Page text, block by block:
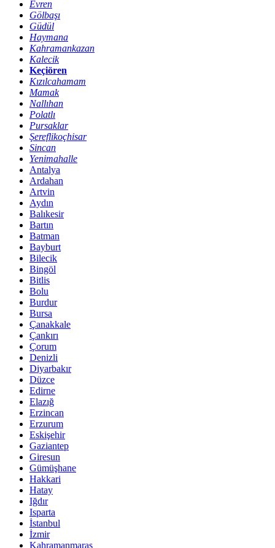
Evren
Gölbaşı
Güdül
Haymana
Kahramankazan
Kalecik
Keçiören
Kızılcahamam
Mamak
Nallıhan
Polatlı
Pursaklar
Şereflikoçhisar
Sincan
Yenimahalle
Antalya
Ardahan
Artvin
Aydın
Balıkesir
Bartın
Batman
Bayburt
Bilecik
Bingöl
Bitlis
Bolu
Burdur
Bursa
Çanakkale
Çankırı
Çorum
Denizli
Diyarbakır
Düzce
Edirne
Elazığ
Erzincan
Erzurum
Eskişehir
Gaziantep
Giresun
Gümüşhane
Hakkari
Hatay
Iğdır
Isparta
İstanbul
İzmir
Kahramanmaraş